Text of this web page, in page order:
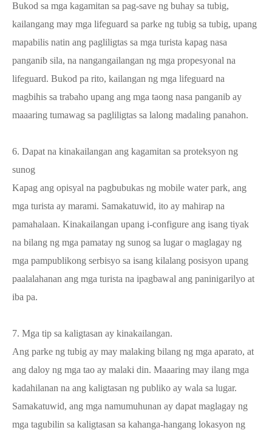
Bukod sa mga kagamitan sa pag-save ng buhay sa tubig,
kailangang may mga lifeguard sa parke ng tubig sa tubig, upang
mapabilis natin ang pagliligtas sa mga turista kapag nasa
panganib sila, na nangangailangan ng mga propesyonal na
lifeguard. Bukod pa rito, kailangan ng mga lifeguard na
magbihis sa trabaho upang ang mga taong nasa panganib ay
maaaring tumawag sa pagliligtas sa lalong madaling panahon.
6. Dapat na kinakailangan ang kagamitan sa proteksyon ng
sunog
Kapag ang opisyal na pagbubukas ng mobile water park, ang
mga turista ay marami. Samakatuwid, ito ay mahirap na
pamahalaan. Kinakailangan upang i-configure ang isang tiyak
na bilang ng mga pamatay ng sunog sa lugar o maglagay ng
mga pampublikong serbisyo sa isang kilalang posisyon upang
paalalahanan ang mga turista na ipagbawal ang paninigarilyo at
iba pa.
7. Mga tip sa kaligtasan ay kinakailangan.
Ang parke ng tubig ay may malaking bilang ng mga aparato, at
ang daloy ng mga tao ay malaki din. Maaaring may ilang mga
kadahilanan na ang kaligtasan ng publiko ay wala sa lugar.
Samakatuwid, ang mga namumuhunan ay dapat maglagay ng
mga tagubilin sa kaligtasan sa kahanga-hangang lokasyon ng